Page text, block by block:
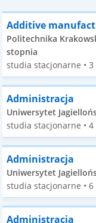
Additive
Politechnika
stopnia
studia stacjonarne • 3
Administracja
Uniwersytet
studia stacjonarne •
Administracja
Uniwersytet
studia stacjonarne •
Administracja